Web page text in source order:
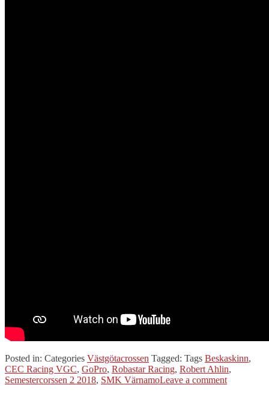
Posted in: Categories Västgötacrossen Tagged: Tags Beskaskinn,
CEC Racing VGC, GoPro, Robastar Racing, Robert Ahlin,
Semestercorssen 2 2018, SMK VärnamoLeave a comment